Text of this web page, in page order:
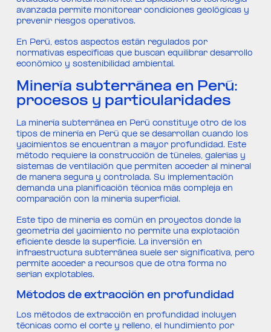
avanzada permite monitorear condiciones geológicas y
prevenir riesgos operativos.
En Perú, estos aspectos están regulados por
normativas específicas que buscan equilibrar desarrollo
económico y sostenibilidad ambiental.
Minería subterránea en Perú:
procesos y particularidades
La minería subterránea en Perú constituye otro de los
tipos de minería en Perú que se desarrollan cuando los
yacimientos se encuentran a mayor profundidad. Este
método requiere la construcción de túneles, galerías y
sistemas de ventilación que permiten acceder al mineral
de manera segura y controlada. Su implementación
demanda una planificación técnica más compleja en
comparación con la minería superficial.
Este tipo de minería es común en proyectos donde la
geometría del yacimiento no permite una explotación
eficiente desde la superficie. La inversión en
infraestructura subterránea suele ser significativa, pero
permite acceder a recursos que de otra forma no
serían explotables.
Métodos de extracción en profundidad
Los métodos de extracción en profundidad incluyen
técnicas como el corte y relleno, el hundimiento por